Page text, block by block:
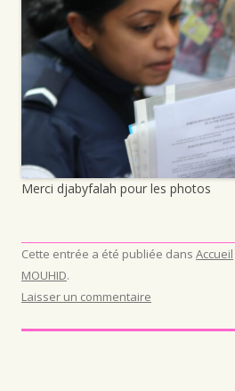
Merci djabyfalah pour les photos
Cette entrée a été publiée dans Accueil
MOUHID.
Laisser un commentaire